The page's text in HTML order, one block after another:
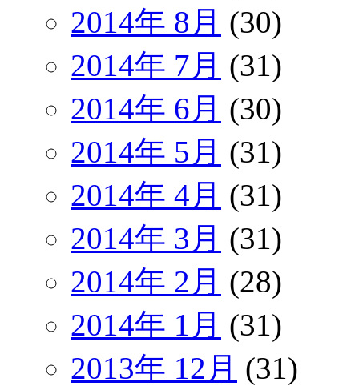
2014年 8月 (30)
2014年 7月 (31)
2014年 6月 (30)
2014年 5月 (31)
2014年 4月 (31)
2014年 3月 (31)
2014年 2月 (28)
2014年 1月 (31)
2013年 12月 (31)